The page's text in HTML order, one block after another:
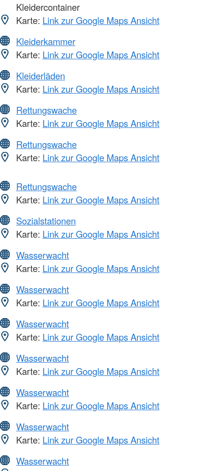
Kleidercontainer
Karte: Link zur Google Maps Ansicht
Kleiderkammer
Karte: Link zur Google Maps Ansicht
Kleiderläden
Karte: Link zur Google Maps Ansicht
Rettungswache
Karte: Link zur Google Maps Ansicht
Rettungswache
Karte: Link zur Google Maps Ansicht
Rettungswache
Karte: Link zur Google Maps Ansicht
Sozialstationen
Karte: Link zur Google Maps Ansicht
Wasserwacht
Karte: Link zur Google Maps Ansicht
Wasserwacht
Karte: Link zur Google Maps Ansicht
Wasserwacht
Karte: Link zur Google Maps Ansicht
Wasserwacht
Karte: Link zur Google Maps Ansicht
Wasserwacht
Karte: Link zur Google Maps Ansicht
Wasserwacht
Karte: Link zur Google Maps Ansicht
Wasserwacht